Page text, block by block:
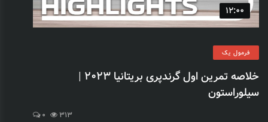
12:00
فرمول یک
خلاصه تمرین اول گرندپری بریتانیا 2023 |
سیلوراستون
0 313